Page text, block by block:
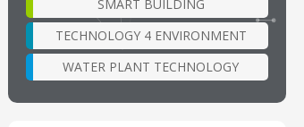
SMART BUILDING
TECHNOLOGY 4 ENVIRONMENT
WATER PLANT TECHNOLOGY